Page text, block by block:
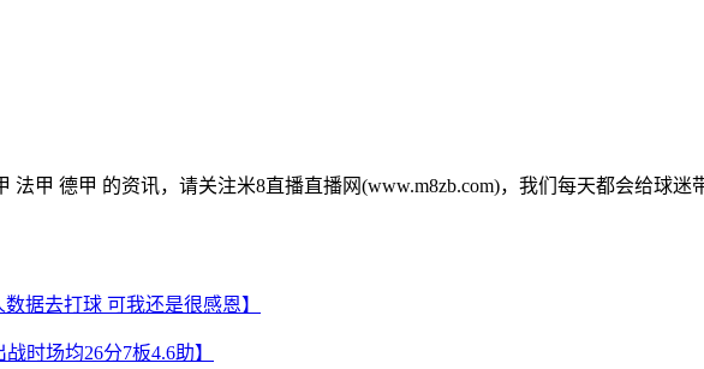
甲 德甲 的资讯，请关注米8直播直播网(www.m8zb.com)，我们每天都会给球迷
据去打球 可我还是很感恩】
时场均26分7板4.6助】